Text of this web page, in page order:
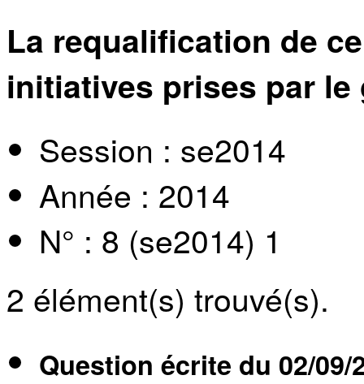
La requalification de
initiatives prises par le
Session : se2014
Année : 2014
N° : 8 (se2014) 1
2 élément(s) trouvé(s).
Question écrite du 02/09/